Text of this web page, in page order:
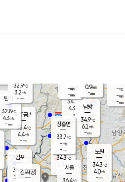
양주
34.7℃
4.3
-mm
파주금촌
35.4℃
4.4m/s
-mm
-℃
-m/s
-mm
탄현
32.8℃
4.3m/s
-mm
김포
35.9℃
1.6 m/s
은평
34.3℃
2.8 m/s
- mm
노원
34.3℃
4.0m/s
-mm
남방
34.9℃
6.1 m/s
-mm
장흥면
33.7℃
-m/s
-mm
-m/s
-mm
김포(공)
서울
36.4℃
32.9℃
3.2m/s
-mm
0.9m/s
-mm